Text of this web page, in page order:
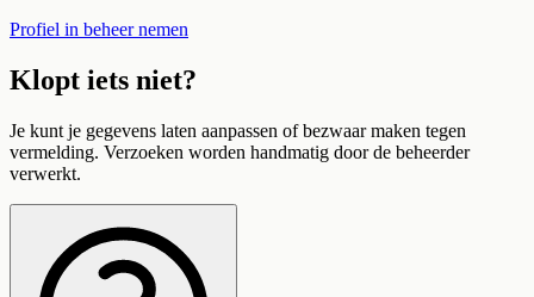
Profiel in beheer nemen
Klopt iets niet?
Je kunt je gegevens laten aanpassen of bezwaar maken tegen
vermelding. Verzoeken worden handmatig door de beheerder
verwerkt.